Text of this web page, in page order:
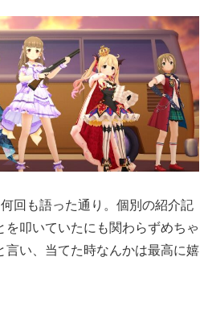
回も語った通り。個別の紹介記
を叩いていたにも関わらずめちゃ
言い、当てた時なんかは最高に嬉